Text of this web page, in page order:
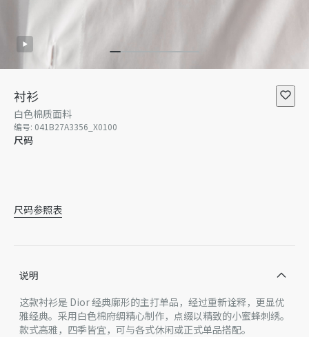
衬衫
白色棉质面料
编号: 041B27A3356_X0100
尺码
尺码参照表
说明
这款衬衫是 Dior 经典廓形的主打单品，经过重新诠释，更显优
雅经典。采用白色棉府绸精心制作，点缀以精致的小蜜蜂刺绣。
款式高雅，四季皆宜，可与各式休闲或正式单品搭配。